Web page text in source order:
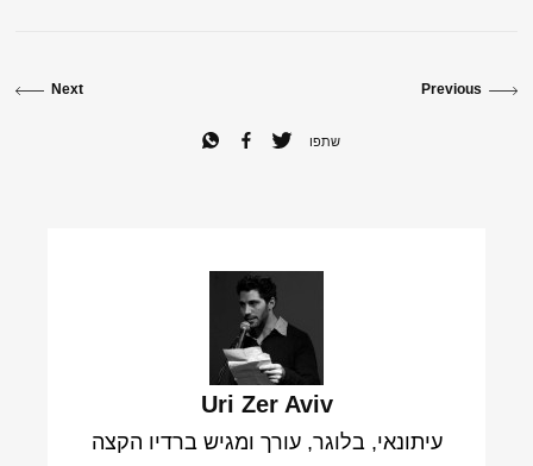
Previous
Next
שתפו
Uri Zer Aviv
עיתונאי, בלוגר, עורך ומגיש ברדיו הקצה